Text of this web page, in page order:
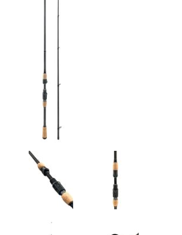
Товары для рыбалки
Аксессуары для лодок